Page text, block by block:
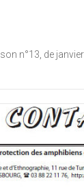
n°13, de